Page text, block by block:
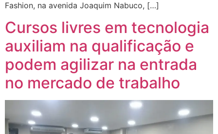
Fashion, na avenida Joaquim Nabuco, […]
Cursos livres em tecnologia
auxiliam na qualificação e
podem agilizar na entrada
no mercado de trabalho